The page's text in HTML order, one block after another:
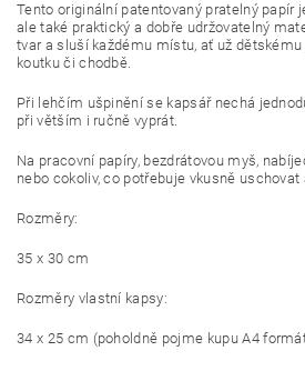
Tento originální patentovaný pratelný papír
ale také praktický a dobře udržovatelný
tvar a sluší každému místu, ať už
koutku či chodbě.
Při lehčím ušpinění se kapsář nechá
při větším i ručně vyprát.
Na pracovní papíry, bezdrátovou myš,
nebo cokoliv, co potřebuje vkusně
Rozměry:
35 x 30 cm
Rozměry vlastní kapsy:
34 x 25 cm (poholdně pojme kupu A4